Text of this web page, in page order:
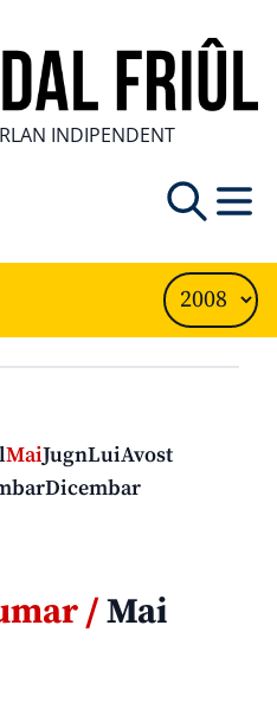
INDIPENDENT
/Mai
MaiJugnLuiAvost
Dicembar